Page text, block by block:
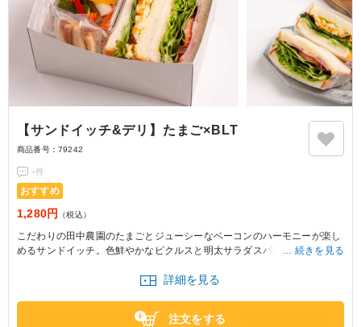
【サンドイッチ&デリ】たまご×BLT
商品番号： 79242
-件
おすすめ
1,280円 （税込）
こだわりの田中農園のたまごとジューシーなベーコンのハーモニーが楽し
めるサンドイッチ。色鮮やかなピクルスと明太サラダスパが引き立てる絶
続きを見る
詳細を見る
注文をする